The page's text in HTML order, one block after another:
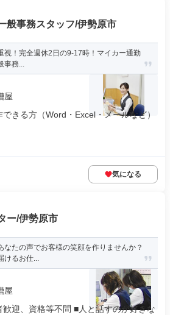
般事務スタッフ/伊勢原市
視！完全週休2日の9-17時！マイカー通勤
事務...
屋
きる方（Word・Excel・メールなど）
気になる
ー/伊勢原市
なたの声でお客様の笑顔を作りませんか？
けるお仕...
屋
迎、資格等不問 ■人と話すのが好きな